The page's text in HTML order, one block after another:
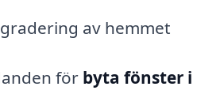
av hemmet
för byta fönster i